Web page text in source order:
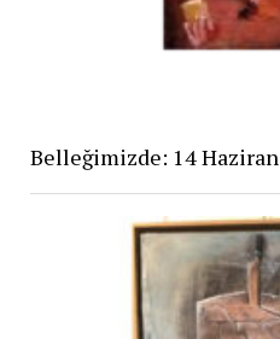
Belleğimizde: 14 Haziran